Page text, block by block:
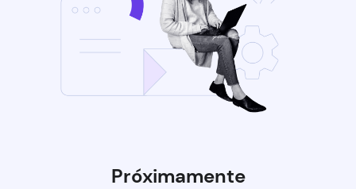
Próximamente